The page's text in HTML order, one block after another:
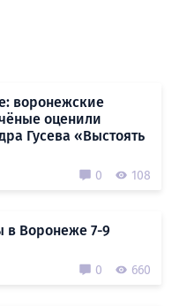
воронежские
оценили
Гусева «Выстоять
0 108
в Воронеже 7-9
0 660